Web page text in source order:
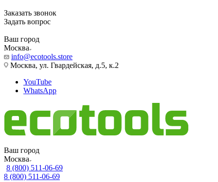
Заказать звонок
Задать вопрос
Ваш город
Москва
info@ecotools.store
Москва, ул. Гвардейская, д.5, к.2
YouTube
WhatsApp
Ваш город
Москва
8 (800) 511-06-69
8 (800) 511-06-69